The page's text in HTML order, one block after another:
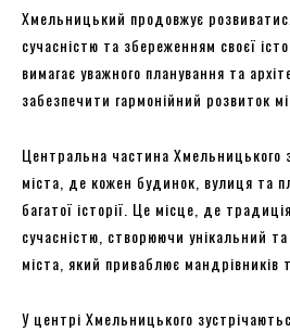
Хмельницький продовжує
сучасністю та збереженням своєї
вимагає уважного планування та
забезпечити гармонійний розвиток
Центральна частина Хмельницького
міста, де кожен будинок, вулиця та
багатої історії. Це місце, де
сучасністю, створюючи унікальний
міста, який приваблює мандрівників
У центрі Хмельницького